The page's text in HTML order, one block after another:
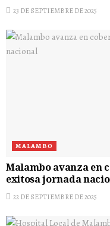
23 DE SEPTIEMBRE DE 2025
MALAMBO
Malambo avanza en
exitosa jornada
22 DE SEPTIEMBRE DE 2025